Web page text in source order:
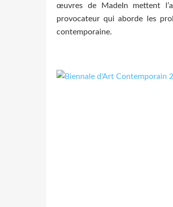
œuvres de MadeIn mettent
provocateur qui aborde les
contemporaine.